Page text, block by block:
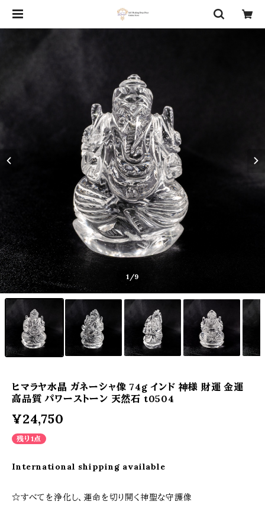
1 /9
ヒマラヤ水晶 ガネーシャ像 74g インド 神様 財運 金運
高品質 パワーストーン 天然石 t0504
¥24,750
残り1点
International shipping available
☆すべてを浄化し、運命を切り開く神聖な守護像